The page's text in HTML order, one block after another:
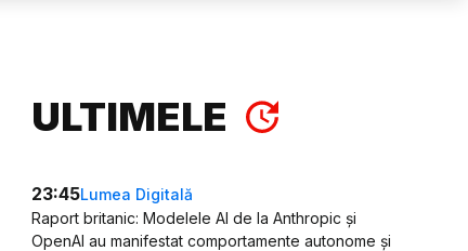
ULTIMELE
23:45Lumea Digitală
Raport britanic: Modelele AI de la Anthropic și
OpenAI au manifestat comportamente autonome și